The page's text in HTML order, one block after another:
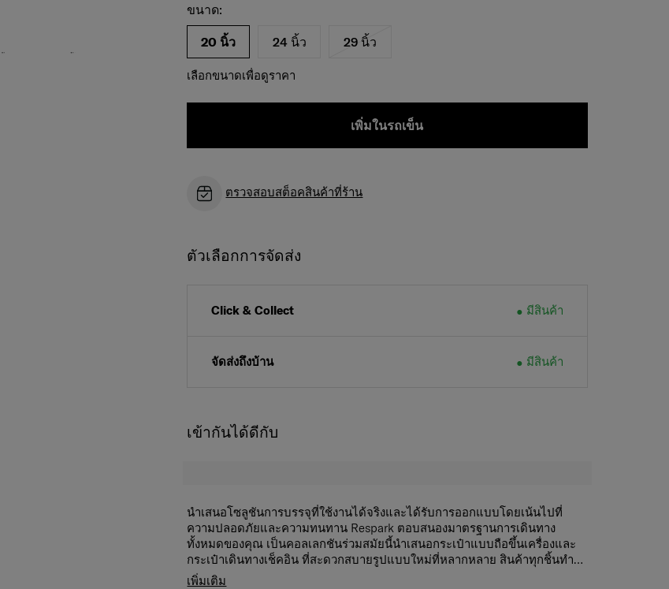
เลือกขนาดของคุณ
Select
ขนาด:
20 นิ้ว 24 นิ้ว 29 นิ้ว
เลือกขนาดเพื่อดูราคา
เพิ่มในรถเข็น
ตรวจสอบสต็อคสินค้าที่ร้าน
ตัวเลือกการจัดส่ง
Click & Collect มีสินค้า
จัดส่งถึงบ้าน มีสินค้า
เข้ากันได้ดีกับ
นำเสนอโซลูชันการบรรจุที่ใช้งานได้จริงและได้รับการออกแบบโดยเน้นไปที่
ความปลอดภัยและความทนทาน Respark ตอบสนองมาตรฐานการเดินทาง
ทั้งหมดของคุณ เป็นคอลเลกชันร่วมสมัยนี้นำเสนอกระเป๋าแบบถือขึ้นเครื่องและ
กระเป๋าเดินทางเช็คอิน ที่สะดวกสบายรูปแบบใหม่ที่หลากหลาย สินค้าทุกชิ้นทำ
จากวัสดุรีไซเคิล ซึ่งสนับสนุนกลยุทธ์ 'การเดินทางอย่างรับผิดชอบ' ของเรา
EXTERIOR
เพิ่มเติม